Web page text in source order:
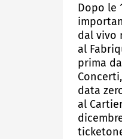
Dopo le
dal vivo
al
prima
data
al